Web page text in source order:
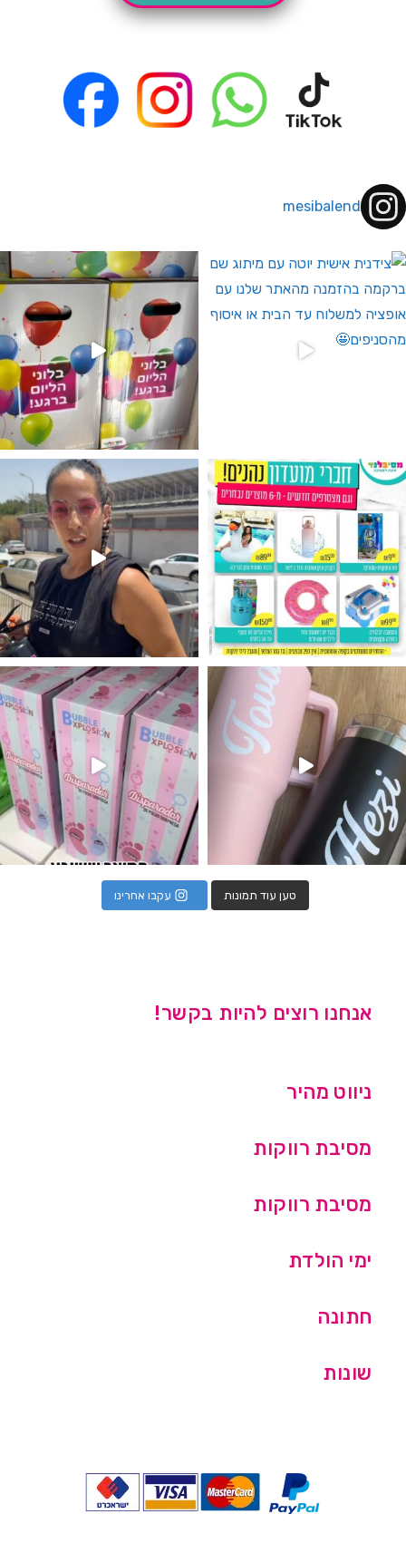
mesibalend
לחברי מועדון ומצטרפים חדשים🤍
מין העובר רק במסיבלנד !! קיים
מטף לגילוי מין העובר חזר למלא
טען עוד תמונות עקבו אחרינו
אנחנו רוצים להיות בקשר!
ניווט מהיר
מסיבת רווקות
מסיבת רווקות
ימי הולדת
חתונה
שונות